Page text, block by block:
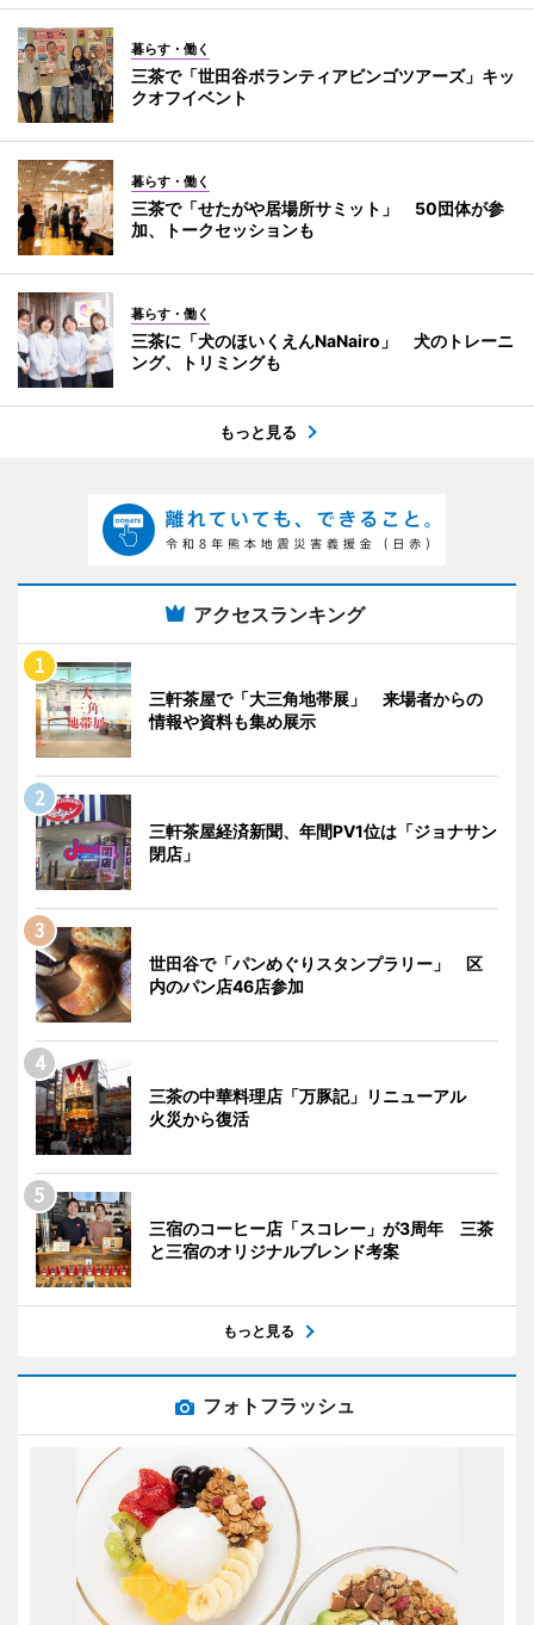
暮らす・働く
三茶で「世田谷ボランティアビンゴツアーズ」キッ
クオフイベント
暮らす・働く
三茶で「せたがや居場所サミット」 50団体が参
加、トークセッションも
暮らす・働く
三茶に「犬のほいくえんNaNairo」 犬のトレーニ
ング、トリミングも
もっと見る
アクセスランキング
三軒茶屋で「大三角地帯展」 来場者からの
情報や資料も集め展示
三軒茶屋経済新聞、年間PV1位は「ジョナサン
閉店」
世田谷で「パンめぐりスタンプラリー」 区
内のパン店46店参加
三茶の中華料理店「万豚記」リニューアル
火災から復活
三宿のコーヒー店「スコレー」が3周年 三茶
と三宿のオリジナルブレンド考案
もっと見る
フォトフラッシュ